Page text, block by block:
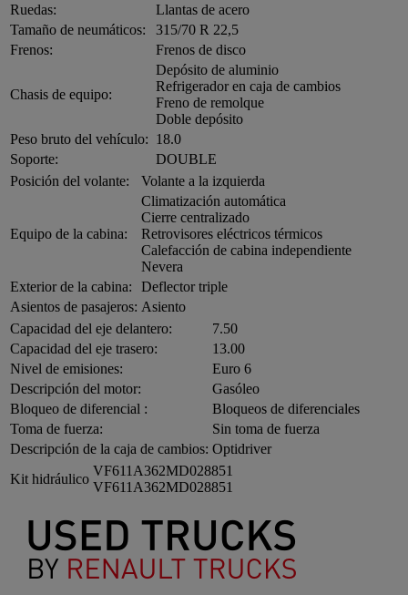
Ruedas:
Llantas de acero
Tamaño de neumáticos:
315/70 R 22,5
Frenos:
Frenos de disco
Chasis de equipo:
Depósito de aluminio
Refrigerador en caja de cambios
Freno de remolque
Doble depósito
Peso bruto del vehículo: 18.0
Soporte:
DOUBLE
Posición del volante:
Volante a la izquierda
Equipo de la cabina:
Climatización automática
Cierre centralizado
Retrovisores eléctricos térmicos
Calefacción de cabina independiente
Nevera
Exterior de la cabina:
Deflector triple
Asientos de pasajeros: Asiento
Capacidad del eje delantero:
7.50
Capacidad del eje trasero:
13.00
Nivel de emisiones:
Euro 6
Descripción del motor:
Gasóleo
Bloqueo de diferencial :
Bloqueos de diferenciales
Toma de fuerza:
Sin toma de fuerza
Descripción de la caja de cambios: Optidriver
Kit hidráulico
VF611A362MD028851
VF611A362MD028851